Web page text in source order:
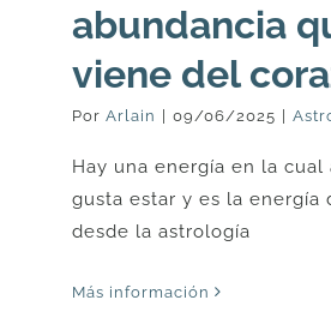
abundancia
viene del
Por Arlain 09/06/2025
Hay una energía en la cual
gusta estar y es la energía
desde la astrología
Más información